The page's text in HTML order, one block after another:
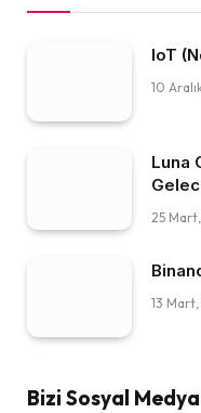
IoT
10
Luna
25
13
Bizi Sosyal